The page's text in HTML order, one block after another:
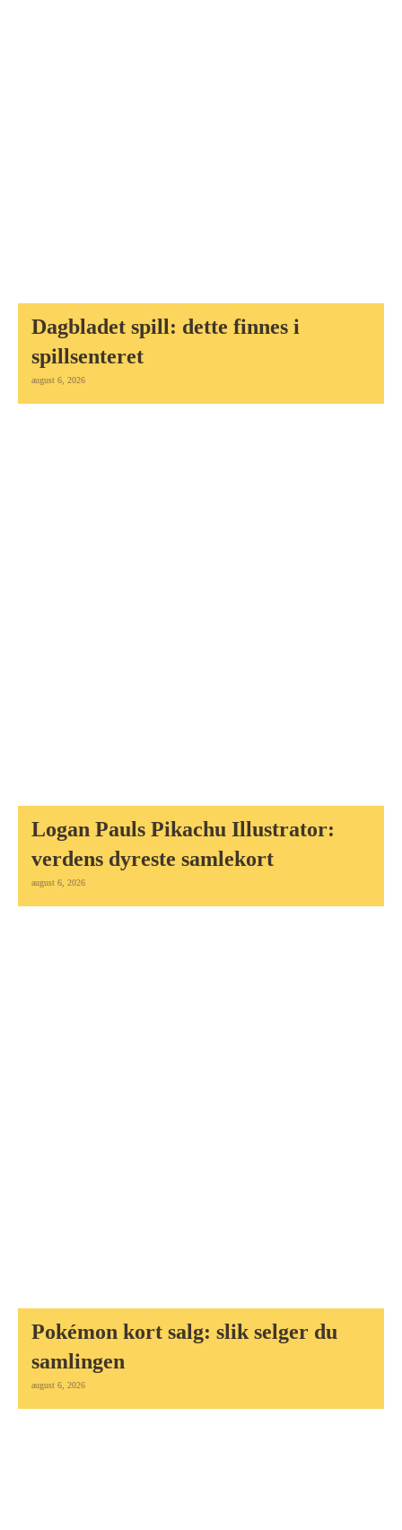
Dagbladet spill: dette finnes i
spillsenteret
august 6, 2026
Logan Pauls Pikachu Illustrator:
verdens dyreste samlekort
august 6, 2026
Pokémon kort salg: slik selger du
samlingen
august 6, 2026